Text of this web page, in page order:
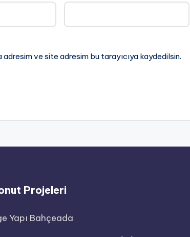
ve site adresim bu tarayıcıya kaydedilsin.
Projeleri
Yapı Bahçeada